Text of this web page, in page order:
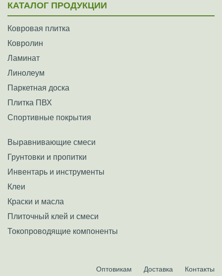
КАТАЛОГ ПРОДУКЦИИ
Ковровая плитка
Ковролин
Ламинат
Линолеум
Паркетная доска
Плитка ПВХ
Спортивные покрытия
Выравнивающие смеси
Грунтовки и пропитки
Инвентарь и инструменты
Клеи
Краски и масла
Плиточный клей и смеси
Токопроводящие компоненты
Оптовикам Доставка Контакты